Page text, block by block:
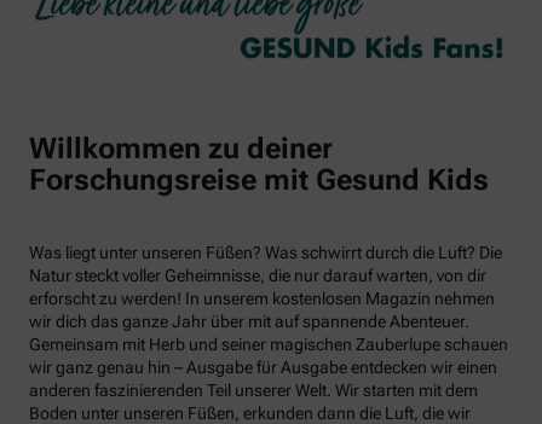
Willkommen zu deiner
Forschungsreise mit Gesund Kids
Was liegt unter unseren Füßen? Was schwirrt durch die Luft? Die
Natur steckt voller Geheimnisse, die nur darauf warten, von dir
erforscht zu werden! In unserem kostenlosen Magazin nehmen
wir dich das ganze Jahr über mit auf spannende Abenteuer.
Gemeinsam mit Herb und seiner magischen Zauberlupe schauen
wir ganz genau hin – Ausgabe für Ausgabe entdecken wir einen
anderen faszinierenden Teil unserer Welt. Wir starten mit dem
Boden unter unseren Füßen, erkunden dann die Luft, die wir